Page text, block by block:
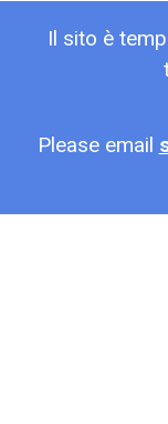
Il sito è
Please email